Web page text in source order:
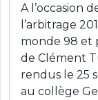
A l’occasion
l’arbitrage
monde 98 et
de Clément
rendus le 25
au collège